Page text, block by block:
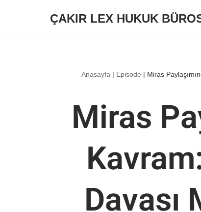
ÇAKIR LEX HUKUK
Anasayfa | Episode | Miras
Miras
Davası